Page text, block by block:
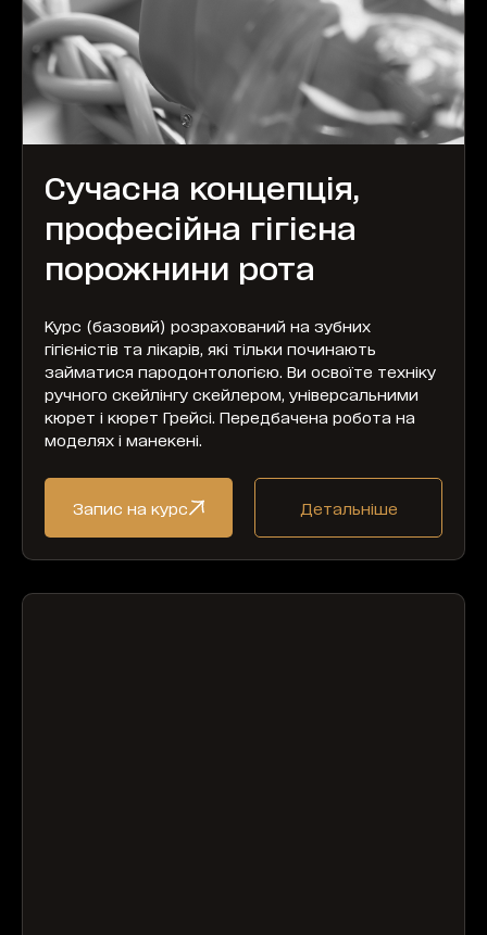
Сучасна концепція,
професійна гігієна
порожнини рота
Курс (базовий) розрахований на зубних
гігієністів та лікарів, які тільки починають
займатися пародонтологією. Ви освоїте техніку
ручного скейлінгу скейлером, універсальними
кюрет і кюрет Грейсі. Передбачена робота на
моделях і манекені.
Запис на курс Детальніше